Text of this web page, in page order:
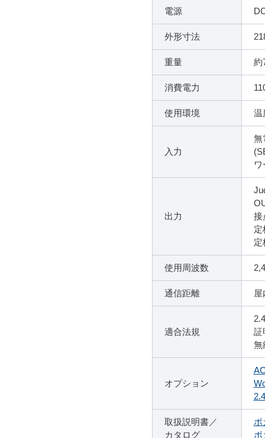
電源
外形寸法
重量 約
消費電力
使用環境
入力
無
出力
使用周波数
通信距離
適合法規
証
無
オプション
取扱説明書／
カタログ